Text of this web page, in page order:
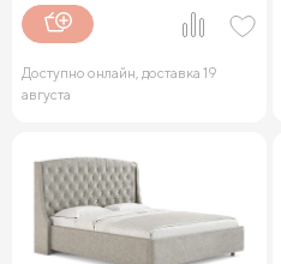
Доступно онлайн, доставка 19
августа